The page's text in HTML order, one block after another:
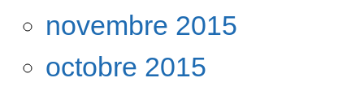
novembre 2015
octobre 2015